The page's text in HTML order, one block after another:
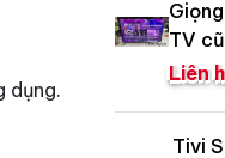
dụng.
TV cũ
Liên
Tivi